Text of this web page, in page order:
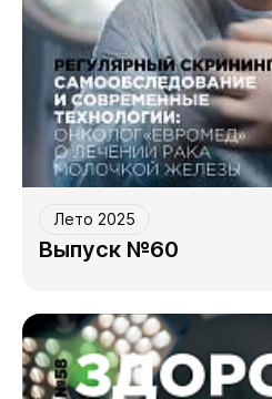
Лето 2025
Выпуск №60